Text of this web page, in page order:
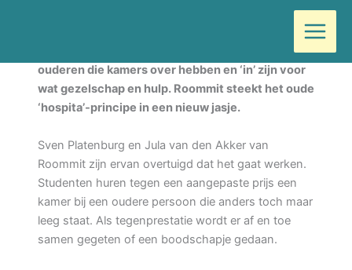
inhoudouderen die kamers over hebben en ‘in’ zijn voor
wat gezelschap en hulp. Roommit steekt het oude
‘hospita’-principe in een nieuw jasje.
Sven Platenburg en Jula van den Akker van
Roommit zijn ervan overtuigd dat het gaat werken.
Studenten huren tegen een aangepaste prijs een
kamer bij een oudere persoon die anders toch maar
leeg staat. Als tegenprestatie wordt er af en toe
samen gegeten of een boodschapje gedaan.